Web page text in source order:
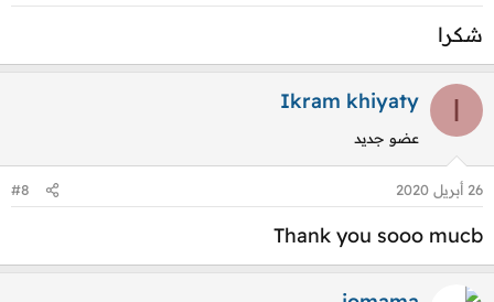
شكرا
I
Ikram khiyaty
عضو جديد
26 أبريل 2020 #8
Thank you sooo mucb